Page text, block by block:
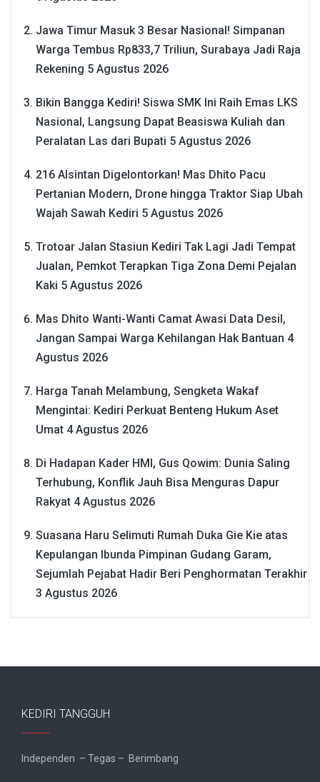
Jawa Timur Masuk 3 Besar Nasional! Simpanan
Warga Tembus Rp833,7 Triliun, Surabaya Jadi Raja
Rekening 5 Agustus 2026
Bikin Bangga Kediri! Siswa SMK Ini Raih Emas LKS
Nasional, Langsung Dapat Beasiswa Kuliah dan
Peralatan Las dari Bupati 5 Agustus 2026
216 Alsintan Digelontorkan! Mas Dhito Pacu
Pertanian Modern, Drone hingga Traktor Siap Ubah
Wajah Sawah Kediri 5 Agustus 2026
Trotoar Jalan Stasiun Kediri Tak Lagi Jadi Tempat
Jualan, Pemkot Terapkan Tiga Zona Demi Pejalan
Kaki 5 Agustus 2026
Mas Dhito Wanti-Wanti Camat Awasi Data Desil,
Jangan Sampai Warga Kehilangan Hak Bantuan 4
Agustus 2026
Harga Tanah Melambung, Sengketa Wakaf
Mengintai: Kediri Perkuat Benteng Hukum Aset
Umat 4 Agustus 2026
Di Hadapan Kader HMI, Gus Qowim: Dunia Saling
Terhubung, Konflik Jauh Bisa Menguras Dapur
Rakyat 4 Agustus 2026
Suasana Haru Selimuti Rumah Duka Gie Kie atas
Kepulangan Ibunda Pimpinan Gudang Garam,
Sejumlah Pejabat Hadir Beri Penghormatan Terakhir
3 Agustus 2026
KEDIRI TANGGUH
Independen – Tegas – Berimbang